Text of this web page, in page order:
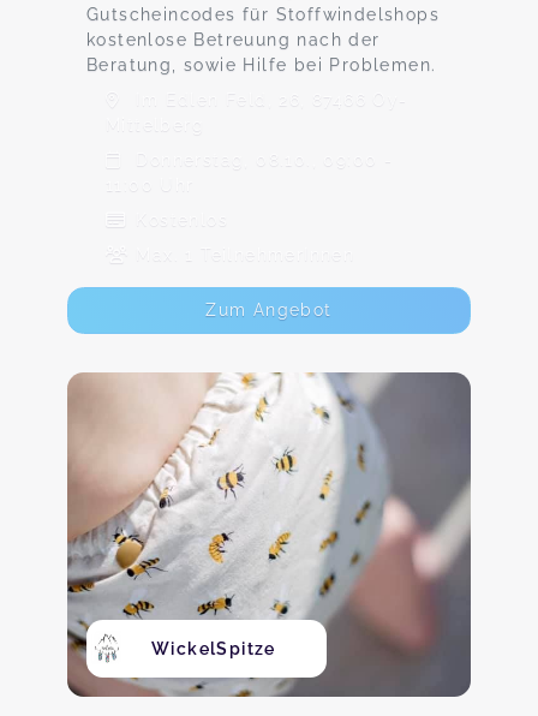
Gutscheincodes für Stoffwindelshops
kostenlose Betreuung nach der
Beratung, sowie Hilfe bei Problemen.
Im Edlen Feld, 26, 87466 Oy-
Donnerstag, 08.10., 09:00 -
11:00 Uhr
Max. 1 TeilnehmerInnen
Zum Angebot
WickelSpitze